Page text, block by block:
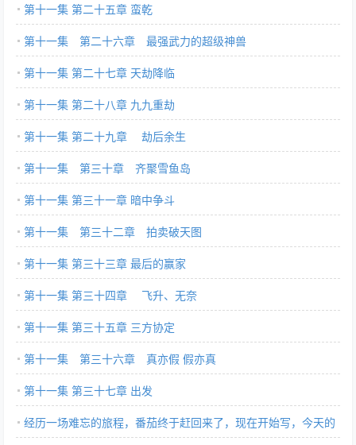
第十一集 第二十五章 蛮乾
第十一集 第二十六章 最强武力的超级神兽
第十一集 第二十七章 天劫降临
第十一集 第二十八章 九九重劫
第十一集 第二十九章 劫后余生
第十一集 第三十章 齐聚雪鱼岛
第十一集 第三十一章 暗中争斗
第十一集 第三十二章 拍卖破天图
第十一集 第三十三章 最后的赢家
第十一集 第三十四章 飞升、无奈
第十一集 第三十五章 三方协定
第十一集 第三十六章 真亦假 假亦真
第十一集 第三十七章 出发
经历一场难忘的旅程，番茄终于赶回来了，现在开始写，今天的